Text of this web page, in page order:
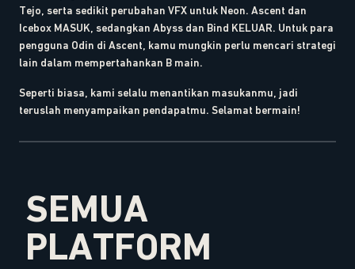
Tejo, serta sedikit perubahan VFX untuk Neon. Ascent dan
Icebox MASUK, sedangkan Abyss dan Bind KELUAR. Untuk para
pengguna Odin di Ascent, kamu mungkin perlu mencari strategi
lain dalam mempertahankan B main.
Seperti biasa, kami selalu menantikan masukanmu, jadi
teruslah menyampaikan pendapatmu. Selamat bermain!
SEMUA
PLATFORM